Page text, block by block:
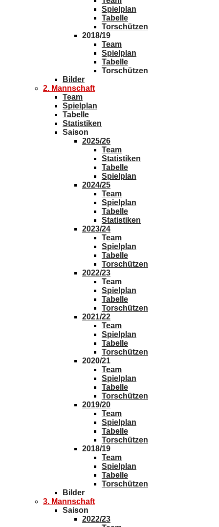
Spielplan
Tabelle
Torschützen
2018/19
Team
Spielplan
Tabelle
Torschützen
Bilder
2. Mannschaft
Team
Spielplan
Tabelle
Statistiken
Saison
2025/26
Team
Statistiken
Tabelle
Spielplan
2024/25
Team
Spielplan
Tabelle
Statistiken
2023/24
Team
Spielplan
Tabelle
Torschützen
2022/23
Team
Spielplan
Tabelle
Torschützen
2021/22
Team
Spielplan
Tabelle
Torschützen
2020/21
Team
Spielplan
Tabelle
Torschützen
2019/20
Team
Spielplan
Tabelle
Torschützen
2018/19
Team
Spielplan
Tabelle
Torschützen
Bilder
3. Mannschaft
Saison
2022/23